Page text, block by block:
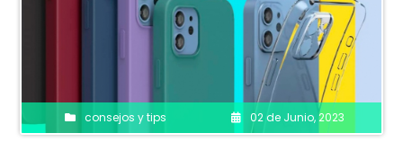
consejos y tips 02 de Junio, 2023